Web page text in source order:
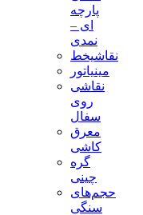
پارچه
ای –
نمدی
نقاشیخط
مینیاتور
نقاشی
روی
سفال
معرق
کاشی
گره
چینی
حجم‌های
سنگی